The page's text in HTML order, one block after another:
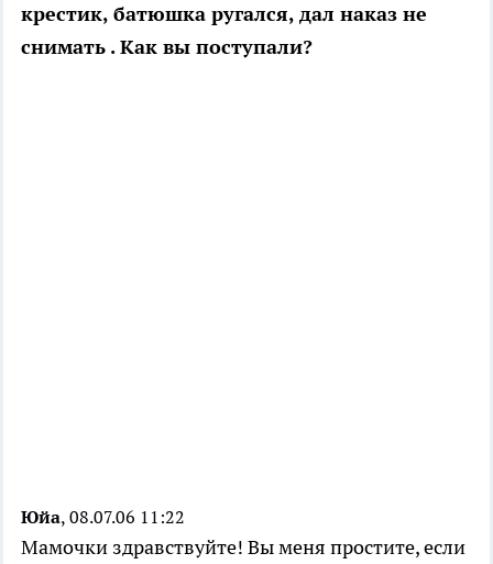
крестик, батюшка ругался, дал наказ не
снимать . Как вы поступали?
Юйа, 08.07.06 11:22
Мамочки здравствуйте! Вы меня простите, если